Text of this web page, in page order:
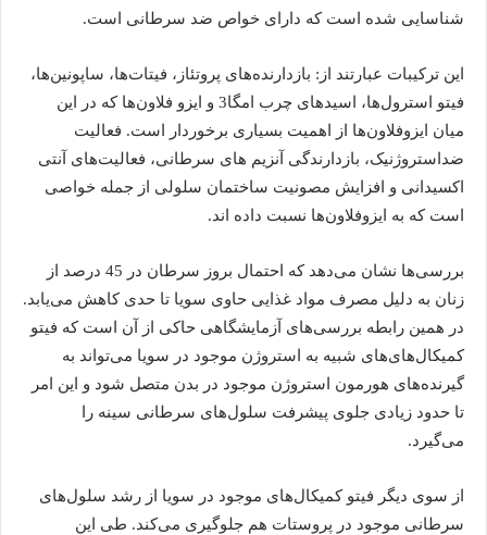
شناسایی شده است که دارای خواص ضد سرطانی است.
این ترکیبات عبارتند از: بازدارنده‌های پروتئاز، فیتات‌ها، ساپونین‌ها،
فیتو استرول‌ها، اسید‌های چرب امگا3 و ایزو فلاون‌ها که در این
میان ایزوفلاون‌ها از اهمیت بسیاری برخوردار است. فعالیت
ضداستروژنیک، بازدارندگی آنزیم ‌های سرطانی، فعالیت‌های آنتی
اکسیدانی و افزایش مصونیت ساختمان سلولی از جمله خواصی
است که به ایزوفلاون‌ها نسبت داده اند.
بررسی‌ها نشان می‌دهد که احتمال بروز سرطان در 45 درصد از
زنان به دلیل مصرف مواد غذایی حاوی سویا تا حدی کاهش می‌یابد.
در همین رابطه بررسی‌های آزمایشگاهی حاکی از آن است که فیتو
کمیکال‌های‌های شبیه به استروژن موجود در سویا می‌تواند به
گیرنده‌های هورمون استروژن موجود در بدن متصل شود و این امر
تا حدود زیادی جلوی پیشرفت سلول‌های سرطانی سینه را
می‌گیرد.
از سوی دیگر فیتو کمیکال‌های موجود در سویا از رشد سلول‌های
سرطانی موجود در پروستات هم جلوگیری می‌کند. طی این